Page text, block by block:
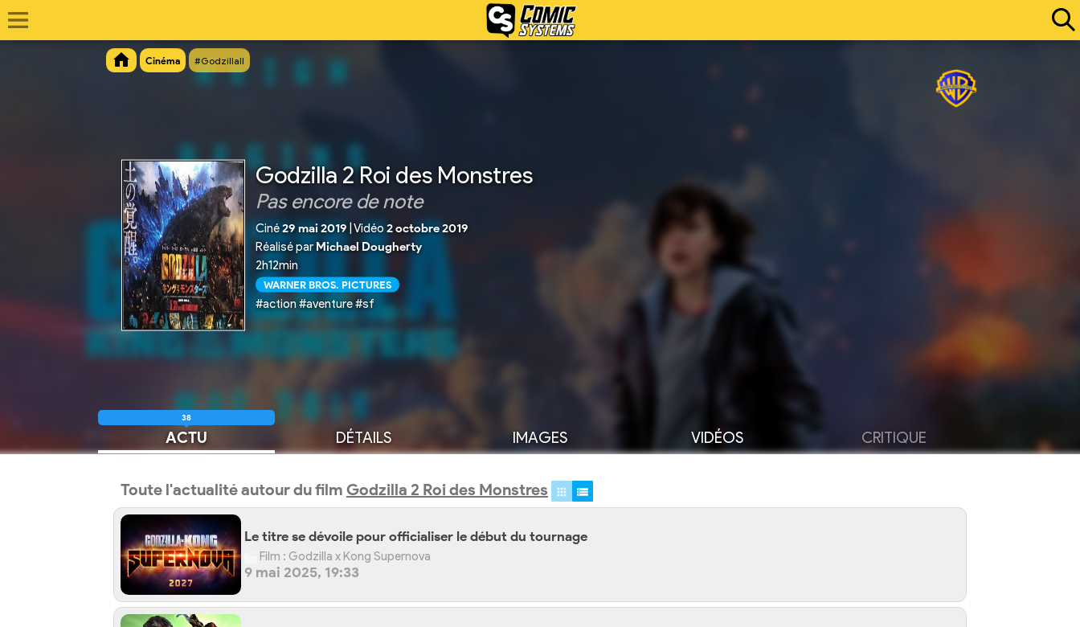
Cinéma #GodzillaII
Godzilla 2 Roi des Monstres
Pas encore de note
Ciné29 mai 2019 Vidéo 2 octobre 2019
Réalisé par Michael Dougherty
2h12min
WARNER BROS. PICTURES
#action #aventure #sf
ACTU
38
DÉTAILS IMAGES VIDÉOS CRITIQUE
Toute l'actualité autour du film Godzilla 2 Roi des Monstres
Le titre se dévoile pour officialiser le début du tournage
Film : Godzilla x Kong Supernova
9 mai 2025, 19:33